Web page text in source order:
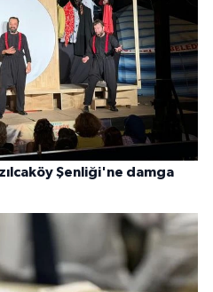
Şenliği'ne damga